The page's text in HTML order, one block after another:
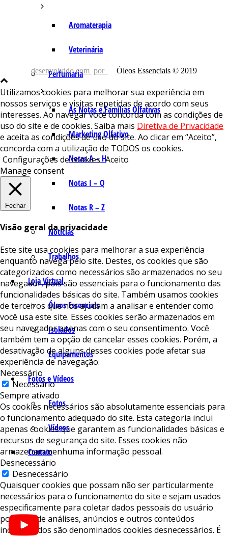
Aromaterapia
Veterinária
Perfumaria
As Notas e Famílias Olfativas
Marketing Olfativo
Notas A – H
Notas I – Q
Notas R – Z
Notícias
Trabalhos
Loja Virtual
Óleos Essenciais
Isolados
Equipamentos
Fotos e Vídeos
Fotos
Vídeos
Contato
desenvolvido com por Óleos Essenciais © 2019
Utilizamos cookies para melhorar sua experiência em
nossos serviços e visitas repetidas de acordo com seus
interesses. Ao navegar você concorda com as condições de
uso do site e de cookies. Saiba mais Diretiva de Privacidade
e aceita as condições de uso do site. Ao clicar em “Aceito”,
concorda com a utilização de TODOS os cookies.
Configurações de cookies Aceito
Manage consent
Fechar
Visão geral da privacidade
Este site usa cookies para melhorar a sua experiência
enquanto navega pelo site. Destes, os cookies que são
categorizados como necessários são armazenados no seu
navegador, pois são essenciais para o funcionamento das
funcionalidades básicas do site. Também usamos cookies
de terceiros que nos ajudam a analisar e entender como
você usa este site. Esses cookies serão armazenados em
seu navegador apenas com o seu consentimento. Você
também tem a opção de cancelar esses cookies. Porém, a
desativação de alguns desses cookies pode afetar sua
experiência de navegação.
Necessário
Necessário
Sempre ativado
Os cookies necessários são absolutamente essenciais para
o funcionamento adequado do site. Esta categoria inclui
apenas cookies que garantem as funcionalidades básicas e
recursos de segurança do site. Esses cookies não
armazenam nenhuma informação pessoal.
Desnecessário
Desnecessário
Quaisquer cookies que possam não ser particularmente
necessários para o funcionamento do site e sejam usados ​​
especificamente para coletar dados pessoais do usuário
por meio de análises, anúncios e outros conteúdos
incorporados são denominados cookies desnecessários. É